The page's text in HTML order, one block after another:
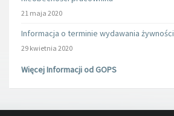
21 maja 2020
Informacja o terminie wydawania żywności
29 kwietnia 2020
Więcej Informacji od GOPS